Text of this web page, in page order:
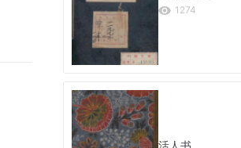
1274
活人书